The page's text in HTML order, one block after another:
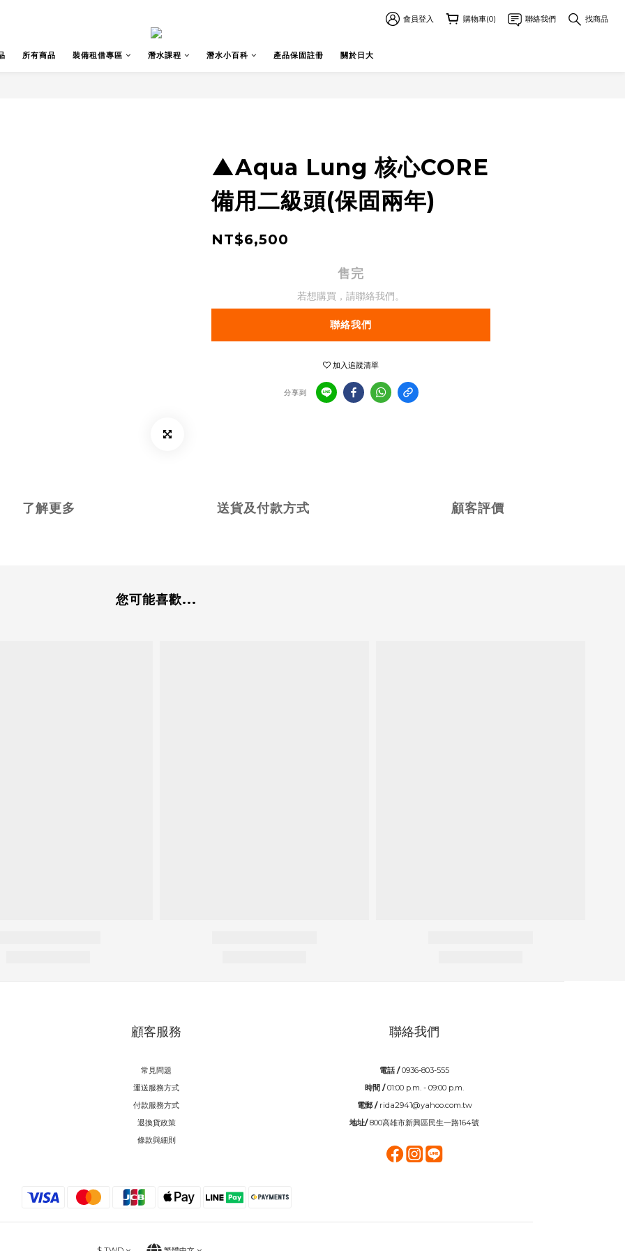
會員登入 購物車(0) 聯絡我們 找商品
所有商品 裝備租借專區 潛水課程 潛水小百科 產品保固註冊 關於日大
▲Aqua Lung 核心CORE
備用二級頭(保固兩年)
NT$6,500
售完
若想購買，請聯絡我們。
聯絡我們
加入追蹤清單
分享到
了解更多 送貨及付款方式 顧客評價
您可能喜歡...
顧客服務
常見問題
運送服務方式
付款服務方式
退換貨政策
條款與細則
聯絡我們
電話 /0936-803-555
時間 /01:00 p.m. - 09:00 p.m.
電郵 / rida2941@yahoo.com.tw
地址/800高雄市新興區民生一路164號